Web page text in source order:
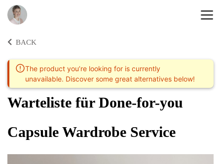
BACK
The product you’re looking for is currently
unavailable. Discover some great alternatives below!
Warteliste für Done-for-you
Capsule Wardrobe Service